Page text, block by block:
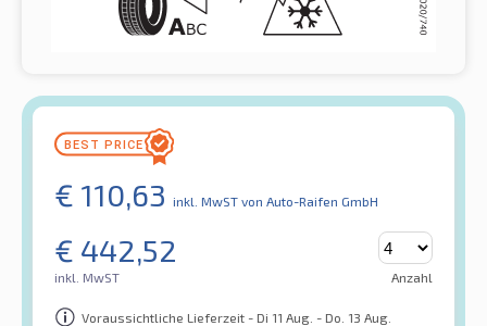
€ 110,63 inkl. MwST von Auto-Raifen GmbH
€ 442,52
inkl. MwST Anzahl
Voraussichtliche Lieferzeit - Di 11 Aug. - Do. 13 Aug.